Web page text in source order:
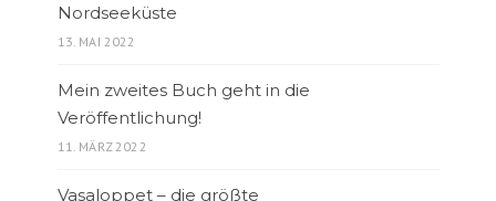
Nordseeküste
13. MAI 2022
Mein zweites Buch geht in die
Veröffentlichung!
11. MÄRZ 2022
Vasaloppet – die größte